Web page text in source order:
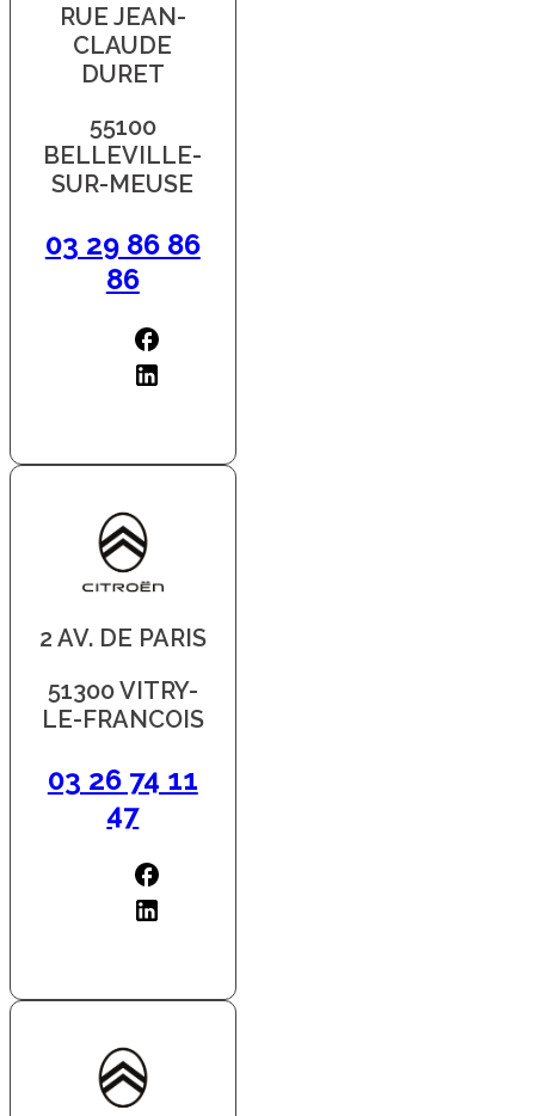
RUE JEAN-
CLAUDE
DURET
55100
BELLEVILLE-
SUR-MEUSE
03 29 86 86
86
2 AV. DE PARIS
51300 VITRY-
LE-FRANCOIS
03 26 74 11
47